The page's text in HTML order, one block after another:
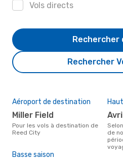
Vols directs
Rechercher
Rechercher
Aéroport de destination
Miller Field
Pour les vols à destination de
Reed City
Selon les données de recherche
de
Basse saison